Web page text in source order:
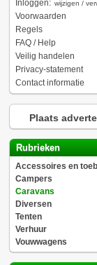
Inloggen: wijzigen /
Voorwaarden
Regels
FAQ / Help
Veilig handelen
Privacy-statement
Contact informatie
Plaats
Rubrieken
Accessoires en
Campers
Caravans
Diversen
Tenten
Verhuur
Vouwwagens